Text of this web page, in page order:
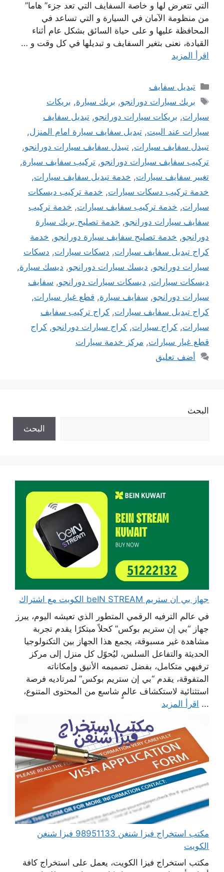
التي تتعرض لها و خاصة السفايف التي تعد جزء” هاما”
من منظومة الآمان في السيارة و التي تساعد في
المحافظة عليها و على حياة السائق بشكل عام أثناء
القيادة، نعنى بتغير السفايف و تبديلها في كل وقت و …
اقرأ المزيد
التصنيفات
تبديل سفايف
الوسوم
بريك سيارات دورانجو, بريك سيارة, بريكات
سيارات, بريكات سيارات دورانجو, تبديل سفايف
سيارات عند البيت, تبديل سفايف سيارة امام المنزل,
تبيدل سفايف سيارات, تبيدل سفايف سيارات دورانجو,
تركيب سفايف سيارات دورانجو, تركيب سفايف سيارة,
تغيير سفايف سيارات, خدمة تبديل سفايف سيارات,
خدمة تركيب دسكات سيارات, خدمة تركيب ديسكات
سيارات, خدمة تركيب سفايف سيارات, خدمة تركيب
سفايف سيارات دورانجو, خدمة تصليح بريك سيارة
دورانجو, خدمة تصليح سفايف سيارة دورانجو, خدمة
كراج تبديل سفايف سيارات, دسكات سيارات, دسكات
سيارات دورانجو, ديسك سيارات دورانجو, ديسك سيارة,
ديسكات سيارات, ديسكات سيارات دورانجو, سفايف
سيارات دورانجو, سفايف سيارة, قطع غيار سيارات,
كراج تبديل سفايف سيارات, كراج تركيب سفايف
سيارات, كراج سيارات, كراج سيارات دورانجو, كراج
قطع غيار سيارات, مركز خدمة سيارات
أضف تعليق
البحث
البحث
جهاز بي ان ستريم beIN STREAM الكويت مع اشتراك
في عالم الترفيه الرقمي المتطور الذي تعيشه اليوم، يبرز
جهاز “بي إن ستريم بوكس” كحلاً مبتكرًا يقدم تجربة
مشاهدة غير مسبوقة، يجمع هذا الجهاز بين التكنولوجيا
الحديثة والتفاعل السلس، ليُحوّل كل منزل إلى مركز
ترفيهي متكامل، بفضل تصميمه الأنيق وإمكاناته
المتفوقة، يقدم “بي إن ستريم بوكس” لمرتاديه فرصة
استثنائية لاستكشاف عالمٍ شاسع من المحتوى المتنوع،
... اقرأ المزيد
مكتب استخراج فيزا شنغن 98951133 فيزا شنغن
الكويت
مكتب استخراج فيزا الكويت، يعمل على استخراج كافة